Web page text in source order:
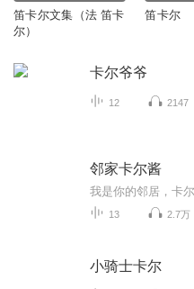
笛卡尔文集（法 笛卡
尔）
笛卡尔
卡尔爷爷
12 2147
邻家卡尔酱
13 2.7万
小骑士卡尔